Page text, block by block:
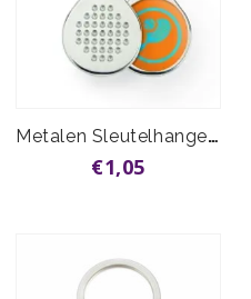
Metalen Sleutelhanger Padelracket
€1,05